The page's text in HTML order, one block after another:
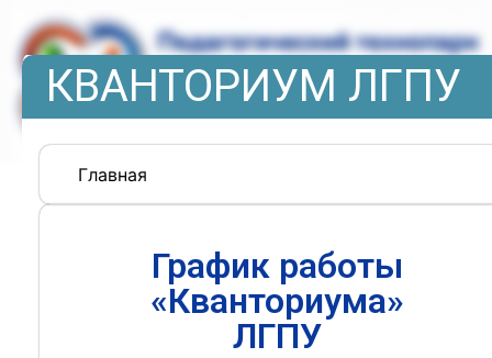
КВАНТОРИУМ ЛГПУ
Главная
График работы
«Кванториума»
ЛГПУ